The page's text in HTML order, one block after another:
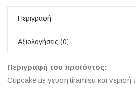
Περιγραφή
Αξιολογήσεις (0)
Περιγραφή του προϊόντος:
Cupcake με γευση tiramisu και γεμισή